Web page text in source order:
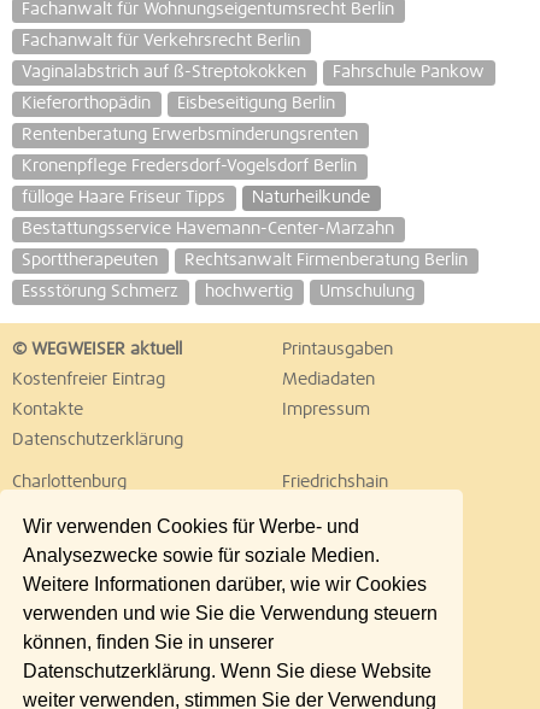
Wir verwenden Cookies für Werbe- und
Analysezwecke sowie für soziale Medien.
Weitere Informationen darüber, wie wir Cookies
verwenden und wie Sie die Verwendung steuern
können, finden Sie in unserer
Datenschutzerklärung. Wenn Sie diese Website
weiter verwenden, stimmen Sie der Verwendung
Fachanwalt für Wohnungseigentumsrecht Berlin
Fachanwalt für Verkehrsrecht Berlin
Vaginalabstrich auf ß-Streptokokken
Fahrschule Pankow
Kieferorthopädin
Eisbeseitigung Berlin
Rentenberatung Erwerbsminderungsrenten
Kronenpflege Fredersdorf-Vogelsdorf Berlin
fülloge Haare Friseur Tipps
Naturheilkunde
Bestattungsservice Havemann-Center-Marzahn
Sporttherapeuten
Rechtsanwalt Firmenberatung Berlin
Essstörung Schmerz
hochwertig Umschulung
© WEGWEISER aktuell
Printausgaben
Kostenfreier Eintrag
Mediadaten
Kontakte
Impressum
Datenschutzerklärung
Charlottenburg
Friedrichshain
Lichtenberg
Marzahn
Neukölln
Pankow
Reinickendorf
Schöneberg
Spandau
Steglitz